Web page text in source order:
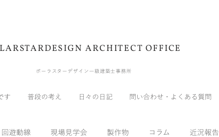
ARCHITECT OFFICE
す 普段の考え 日々の日記 問い合わせ・よくある質問
ポーラスターデザイン一級建築士事務所
回遊動線 現場見学会 製作物 コラム 近況報告